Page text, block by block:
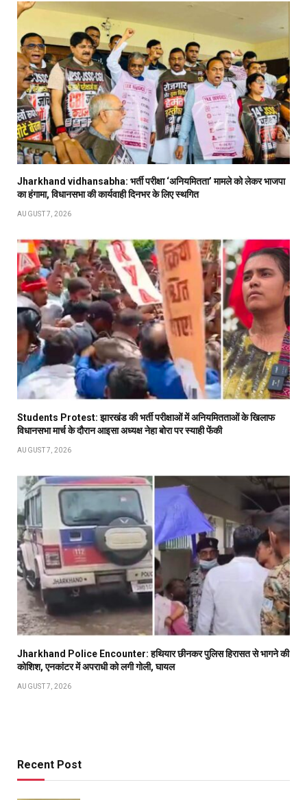
Jharkhand vidhansabha: भर्ती परीक्षा ‘अनियमितता’ मामले को लेकर भाजपा
का हंगामा, विधानसभा की कार्यवाही दिनभर के लिए स्थगित
AUGUST 7, 2026
Students Protest: झारखंड की भर्ती परीक्षाओं में अनियमितताओं के खिलाफ
विधानसभा मार्च के दौरान आइसा अध्यक्ष नेहा बोरा पर स्याही फेंकी
AUGUST 7, 2026
Jharkhand Police Encounter: हथियार छीनकर पुलिस हिरासत से भागने की
कोशिश, एनकांटर में अपराधी को लगी गोली, घायल
AUGUST 7, 2026
Recent Post